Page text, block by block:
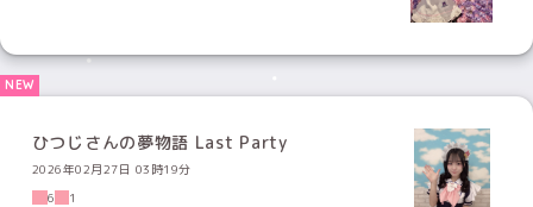
ひつじさんの夢物語 Last Party
2026年02月27日 03時19分
6
1